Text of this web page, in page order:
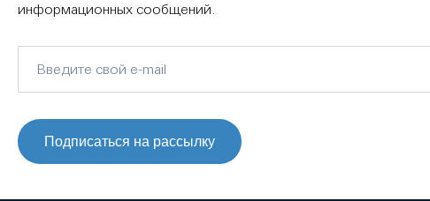
информационных сообщений.
Подписаться на рассылку